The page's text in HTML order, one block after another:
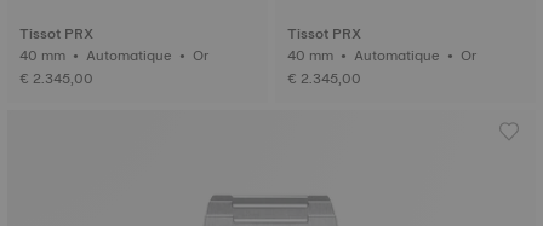
Tissot PRX
40 mm • Automatique • Or
€ 2.345,00
Tissot PRX
40 mm • Automatique • Or
€ 2.345,00